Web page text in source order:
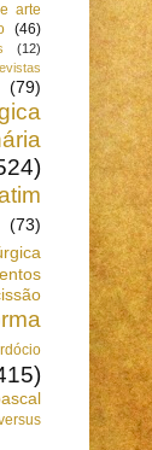
arte
(46)
(12)
(79)
(73)